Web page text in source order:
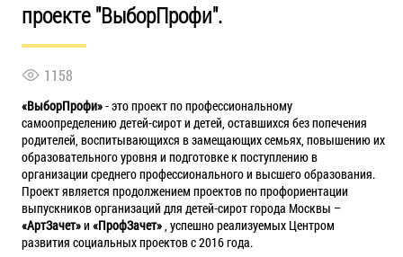
проекте "ВыборПрофи".
1158
«ВыборПрофи»- это проект по профессиональному
самоопределению детей-сирот и детей, оставшихся без попечения
родителей, воспитывающихся в замещающих семьях, повышению их
образовательного уровня и подготовке к поступлению в
организации среднего профессионального и высшего образования.
Проект является продолжением проектов по профориентации
выпускников организаций для детей-сирот города Москвы –
«АртЗачет»и «ПрофЗачет», успешно реализуемых Центром
развития социальных проектов с 2016 года.